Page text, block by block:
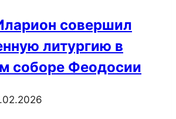
совершил
литургию в
соборе Феодосии